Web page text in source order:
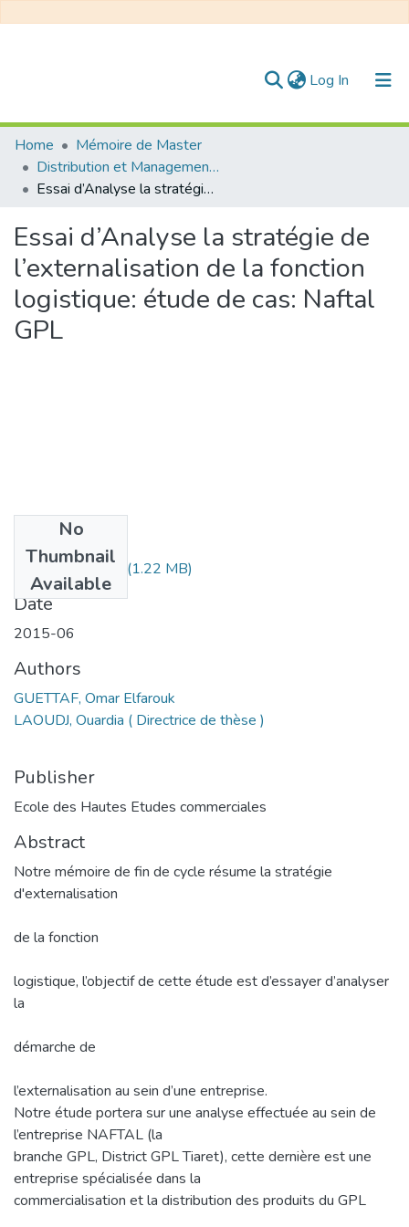
Log In (current)
Communities & Collections
All of DSpace
Home
Mémoire de Master
Distribution et Management de la Chaîne Logistique
Essai d’Analyse la stratégie de l’externalisation de la fonction logistique: étude de cas: Naftal GPL
Essai d’Analyse la stratégie de
l’externalisation de la fonction
logistique: étude de cas: Naftal
GPL
No
Thumbnail
Available
MS1.296-15.pdf (1.22 MB)
Date
2015-06
Authors
GUETTAF, Omar Elfarouk
LAOUDJ, Ouardia ( Directrice de thèse )
Publisher
Ecole des Hautes Etudes commerciales
Abstract
Notre mémoire de fin de cycle résume la stratégie
d'externalisation
de la fonction
logistique, l’objectif de cette étude est d’essayer d’analyser
la
démarche de
l’externalisation au sein d’une entreprise.
Notre étude portera sur une analyse effectuée au sein de
l’entreprise NAFTAL (la
branche GPL, District GPL Tiaret), cette dernière est une
entreprise spécialisée dans la
commercialisation et la distribution des produits du GPL